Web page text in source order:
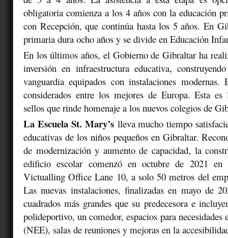
obligatoria comienza a los 4 años con la educación
con Recepción, que continúa hasta los 5 años. En
primaria dura ocho años y se divide en Educación
En los últimos años, el Gobierno de Gibraltar ha
inversión en infraestructura educativa,
vanguardia equipados con instalaciones modernas.
considerados entre los mejores de Europa. Esta es
sellos que rinde homenaje a los nuevos colegios de
La Escuela St. Mary’slleva mucho tiempo
educativas de los niños pequeños en Gibraltar.
de modernización y aumento de capacidad, la
edificio escolar comenzó en octubre de 2021
Victualling Office Lane 10, a solo 50 metros del
Las nuevas instalaciones, finalizadas en mayo de
cuadrados más grandes que su predecesora e
polideportivo, un comedor, espacios para necesidades
(NEE), salas de reuniones y mejoras en la